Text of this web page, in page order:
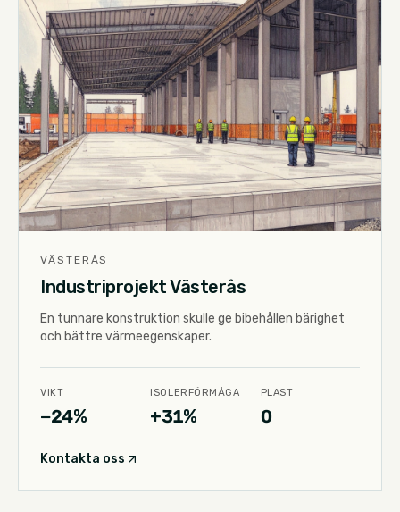
VÄSTERÅS
Industriprojekt Västerås
En tunnare konstruktion skulle ge bibehållen bärighet
och bättre värmeegenskaper.
VIKT
−24%
ISOLERFÖRMÅGA
+31%
PLAST
0
Kontakta oss